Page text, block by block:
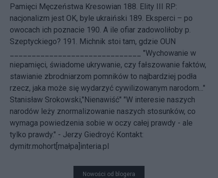
Pamięci Męczeństwa Kresowian 188. Elity III RP:
nacjonalizm jest OK, byle ukraiński 189. Eksperci – po
owocach ich poznacie 190. A ile ofiar zadowoliłoby p.
Szeptyckiego? 191.
Michnik stoi tam, gdzie OUN
______________________________ "Wychowanie w
niepamięci, świadome ukrywanie, czy fałszowanie faktów,
stawianie zbrodniarzom pomników to najbardziej podła
rzecz, jaka może się wydarzyć cywilizowanym narodom..."
Stanisław Srokowski,"Nienawiść" "W interesie naszych
narodów leży znormalizowanie naszych stosunków, co
wymaga powiedzenia sobie w oczy całej prawdy - ale
tylko prawdy." - Jerzy Giedroyć Kontakt:
dymitr.mohort[małpa]interia.pl
Nowości od blogera